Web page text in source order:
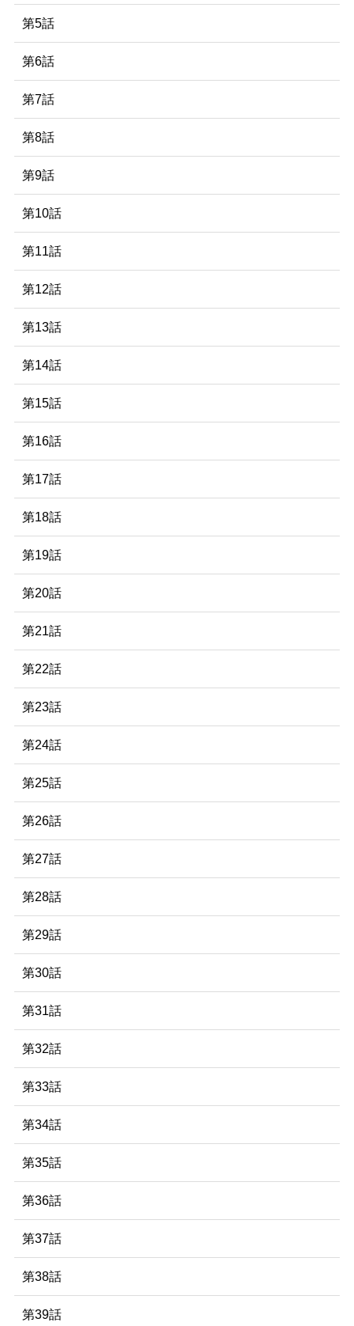
第5話
第6話
第7話
第8話
第9話
第10話
第11話
第12話
第13話
第14話
第15話
第16話
第17話
第18話
第19話
第20話
第21話
第22話
第23話
第24話
第25話
第26話
第27話
第28話
第29話
第30話
第31話
第32話
第33話
第34話
第35話
第36話
第37話
第38話
第39話